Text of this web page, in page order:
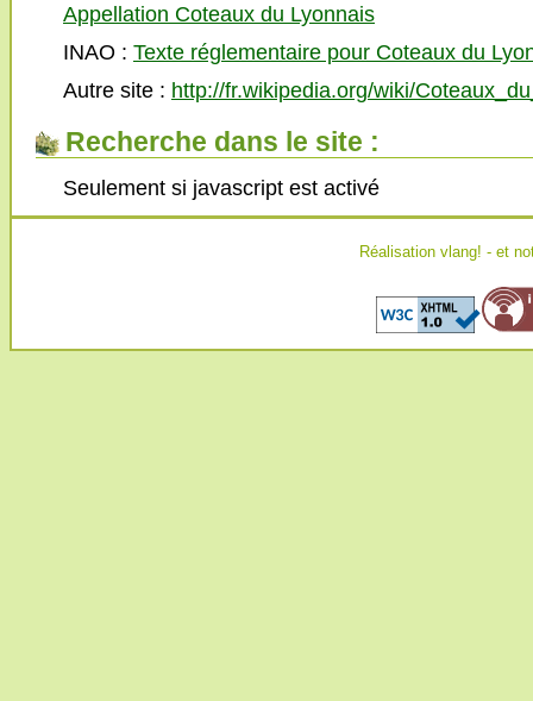
Appellation Coteaux du Lyonnais
INAO : Texte réglementaire pour Coteaux du
Autre site : http://fr.wikipedia.org/wiki/
Recherche dans le site :
Seulement si javascript est activé
Réalisation vlang! - et